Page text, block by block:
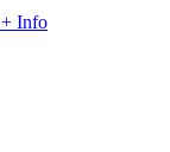
+ Info